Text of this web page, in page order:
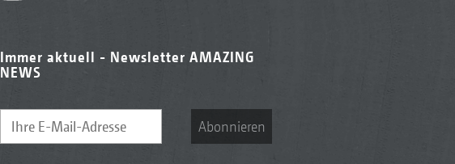
Immer aktuell - Newsletter AMAZING
NEWS
Abonnieren